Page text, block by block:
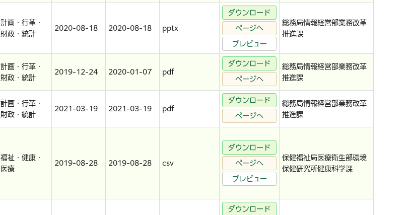
計画・行革・
財政・統計
2020-08-18 2020-08-18 pptx
ダウンロード
ページへ
プレビュー
総務局情報経営部業務改革
推進課
計画・行革・
財政・統計
2019-12-24 2020-01-07 pdf
ダウンロード
ページへ
総務局情報経営部業務改革
推進課
計画・行革・
財政・統計
2021-03-19 2021-03-19 pdf
ダウンロード
ページへ
総務局情報経営部業務改革
推進課
福祉・健康・
医療
2019-08-28 2019-08-28 csv
ダウンロード
ページへ
プレビュー
保健福祉局医療衛生部環境
保健研究所健康科学課
ダウンロード